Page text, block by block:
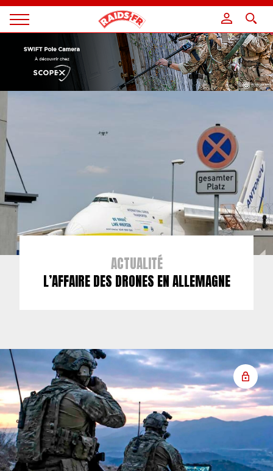
Magazine
ACTUALITÉ
L’AFFAIRE DES DRONES EN ALLEMAGNE
Panneau de gestion des cookies